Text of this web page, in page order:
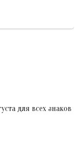
для всех знаков